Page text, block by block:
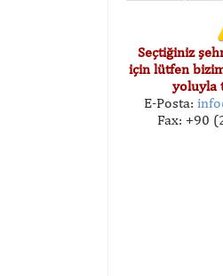
Seçtiğiniz
için lütfen
yoluyla
E-Posta:
Fax: +90